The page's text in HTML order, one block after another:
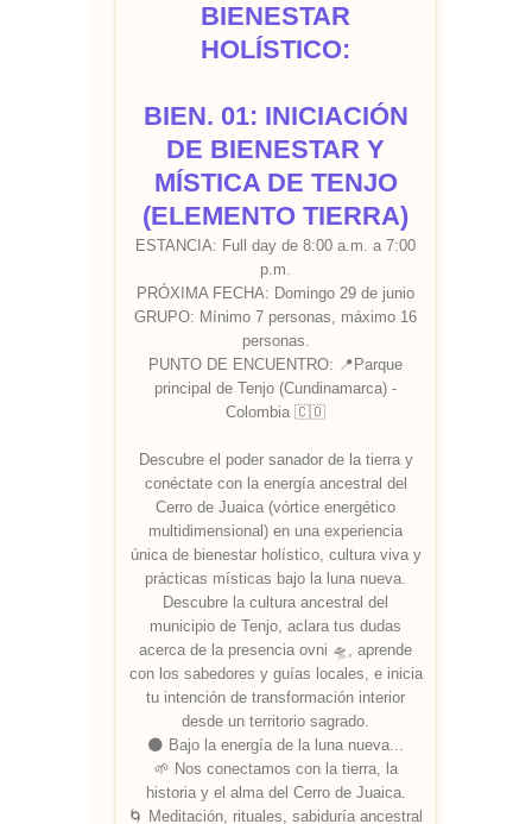
BIENESTAR
HOLÍSTICO:
BIEN. 01: INICIACIÓN
DE BIENESTAR Y
MÍSTICA DE TENJO
(ELEMENTO TIERRA)
ESTANCIA: Full day de 8:00 a.m. a 7:00
p.m.
PRÓXIMA FECHA: Domingo 29 de junio
GRUPO: Mínimo 7 personas, máximo 16
personas.
PUNTO DE ENCUENTRO: 📍Parque
principal de Tenjo (Cundinamarca) -
Colombia 🇨🇴
Descubre el poder sanador de la tierra y
conéctate con la energía ancestral del
Cerro de Juaica (vórtice energético
multidimensional) en una experiencia
única de bienestar holístico, cultura viva y
prácticas místicas bajo la luna nueva.
Descubre la cultura ancestral del
municipio de Tenjo, aclara tus dudas
acerca de la presencia ovni 🛸, aprende
con los sabedores y guías locales, e inicia
tu intención de transformación interior
desde un territorio sagrado.
🌑 Bajo la energía de la luna nueva...
🌱 Nos conectamos con la tierra, la
historia y el alma del Cerro de Juaica.
🌀 Meditación, rituales, sabiduría ancestral